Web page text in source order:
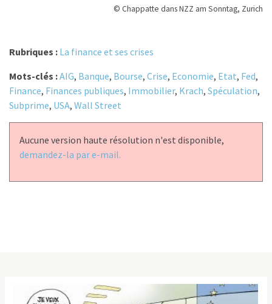
© Chappatte dans NZZ am Sonntag, Zurich
Rubriques : La finance et ses crises
Mots-clés :AIG, Banque, Bourse, Crise, Economie, Etat, Fed,
Finance, Finances publiques, Immobilier, Krach, Spéculation,
Subprime, USA, Wall Street
Aucune version haute résolution n'est disponible,
demandez-la par e-mail.